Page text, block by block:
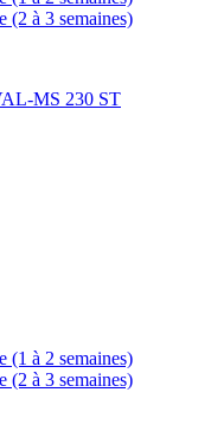
(2 à 3 semaines)
(1 à 2 semaines)
(2 à 3 semaines)